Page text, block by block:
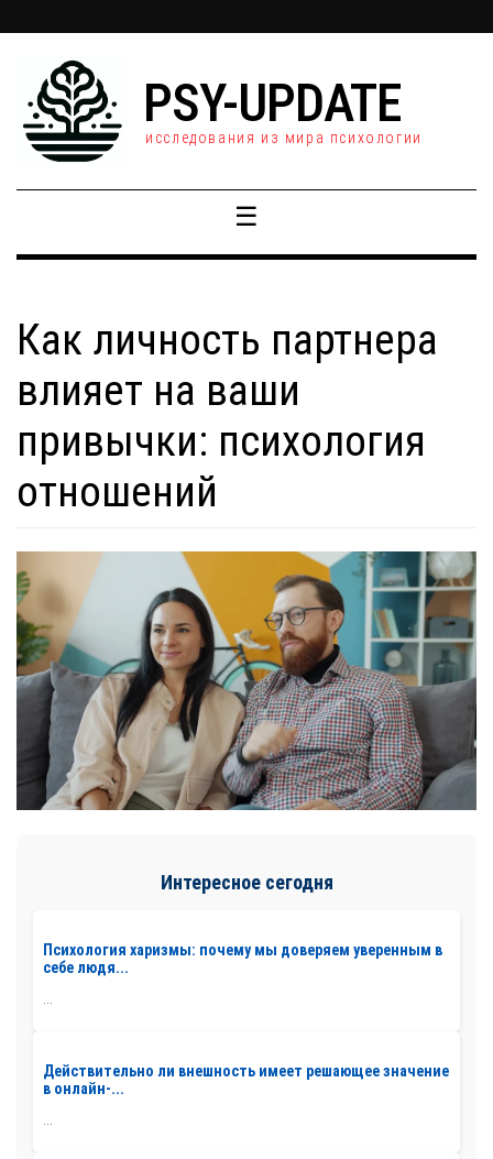
PSY-UPDATE
исследования из мира психологии
☰
Как личность партнера
влияет на ваши
привычки: психология
отношений
Интересное сегодня
Психология харизмы: почему мы доверяем уверенным в
себе людя...
Действительно ли внешность имеет решающее значение
в онлайн-...